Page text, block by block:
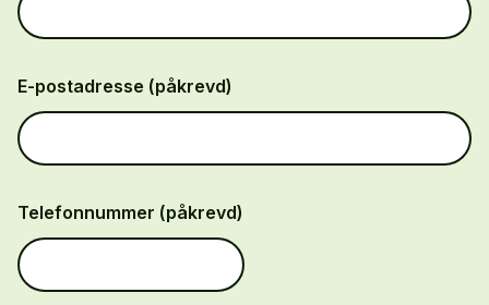
E-postadresse (påkrevd)
Telefonnummer (påkrevd)